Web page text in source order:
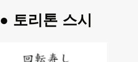
● 토리톤 스시